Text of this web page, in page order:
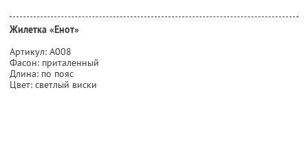
Жилетка «Енот»
Артикул: А008
Фасон: приталенный
Длина: по пояс
Цвет: светлый виски